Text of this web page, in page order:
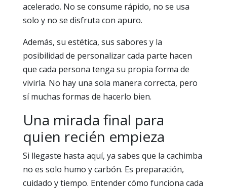
acelerado. No se consume rápido, no se usa
solo y no se disfruta con apuro.
Además, su estética, sus sabores y la
posibilidad de personalizar cada parte hacen
que cada persona tenga su propia forma de
vivirla. No hay una sola manera correcta, pero
sí muchas formas de hacerlo bien.
Una mirada final para
quien recién empieza
Si llegaste hasta aquí, ya sabes que la cachimba
no es solo humo y carbón. Es preparación,
cuidado y tiempo. Entender cómo funciona cada